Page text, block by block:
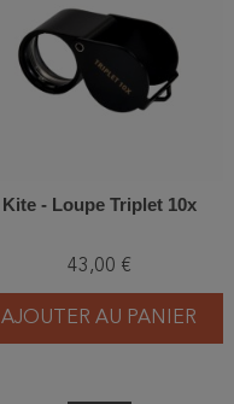
Kite - Loupe Triplet 10x
43,00 €
AJOUTER AU PANIER